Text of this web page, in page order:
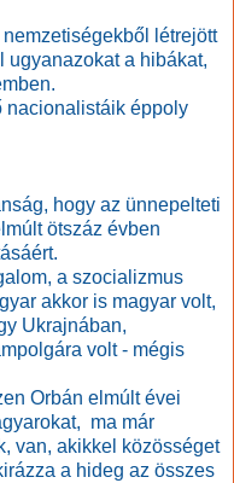
létrejött
ugyanazokat a hibákat,
nacionalistáik éppoly
hogy az ünnepelteti
ötszáz évben
a szocializmus
akkor is magyar volt,
Ukrajnában,
volt - mégis
Orbán elmúlt évei
ma már
van, akikkel közösséget
a hideg az összes